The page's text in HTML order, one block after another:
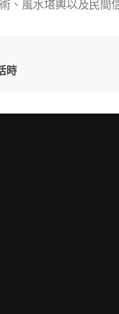
、風水堪輿以及民間
時